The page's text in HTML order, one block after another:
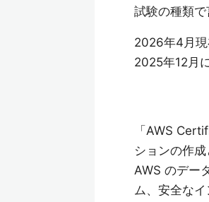
試験の種類で
2026年4月現
2025年12月
「AWS
ションの作
AWS のデー
ム、安全な